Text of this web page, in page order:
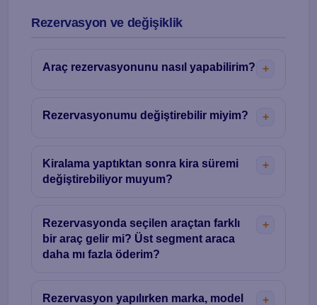
Rezervasyon ve değişiklik
Araç rezervasyonunu nasıl yapabilirim?
Rezervasyonumu değiştirebilir miyim?
Kiralama yaptıktan sonra kira süremi
değiştirebiliyor muyum?
Rezervasyonda seçilen araçtan farklı
bir araç gelir mi? Üst segment araca
daha mı fazla öderim?
Rezervasyon yapılırken marka, model